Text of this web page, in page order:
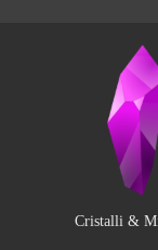
Cristalli &